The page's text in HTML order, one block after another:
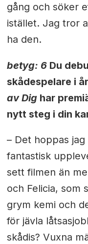
gång och söker
istället. Jag tror
ha den.
betyg: 6Du
skådespelare i
av Dighar
nytt steg i din
– Det hoppas
fantastisk
sett filmen än
och Felicia, som
grym kemi och
för jävla
skådis? Vuxna